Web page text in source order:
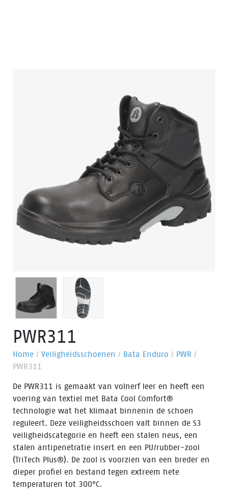
PWR311
Home / Veiligheidsschoenen / Bata Enduro / PWR /
PWR311
De PWR311 is gemaakt van volnerf leer en heeft een
voering van textiel met Bata Cool Comfort®
technologie wat het klimaat binnenin de schoen
reguleert. Deze veiligheidsschoen valt binnen de S3
veiligheidscategorie en heeft een stalen neus, een
stalen antipenetratie insert en een PU/rubber-zool
(TriTech Plus®). De zool is voorzien van een breder en
dieper profiel en bestand tegen extreem hete
temperaturen tot 300°C.